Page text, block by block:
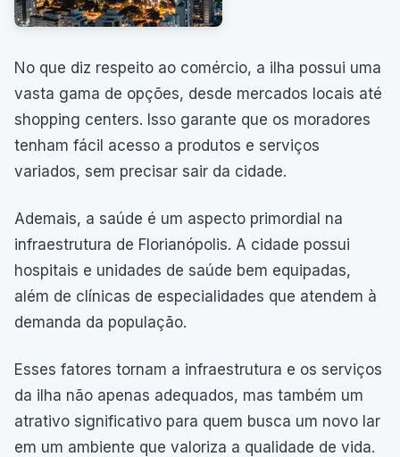
No que diz respeito ao comércio, a ilha possui uma
vasta gama de opções, desde mercados locais até
shopping centers. Isso garante que os moradores
tenham fácil acesso a produtos e serviços
variados, sem precisar sair da cidade.
Ademais, a saúde é um aspecto primordial na
infraestrutura de Florianópolis. A cidade possui
hospitais e unidades de saúde bem equipadas,
além de clínicas de especialidades que atendem à
demanda da população.
Esses fatores tornam a infraestrutura e os serviços
da ilha não apenas adequados, mas também um
atrativo significativo para quem busca um novo lar
em um ambiente que valoriza a qualidade de vida.